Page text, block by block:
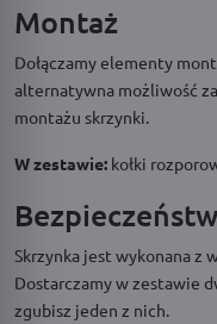
Montaż
Dołączamy elementy
alternatywna możliwość
montażu skrzynki.
W zestawie: kołki
Skrzynka jest wykonana z
Dostarczamy w zestawie
zgubisz jeden z nich.